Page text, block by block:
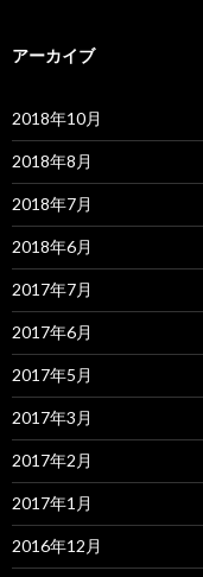
アーカイブ
2018年10月
2018年8月
2018年7月
2018年6月
2017年7月
2017年6月
2017年5月
2017年3月
2017年2月
2017年1月
2016年12月